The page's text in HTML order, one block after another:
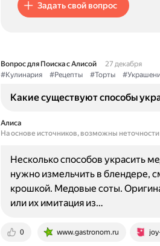
Задать свой вопрос
Вопрос для Поиска с Алисой
27 декабря
#Кулинария
#Рецепты #Торты
Какие существуют способы
Алиса
На основе источников, возможны неточности
0 www.gastronom.ru
Несколько способов украсить
нужно измельчить в блендере,
крошкой. Медовые соты.
или их имитация из…